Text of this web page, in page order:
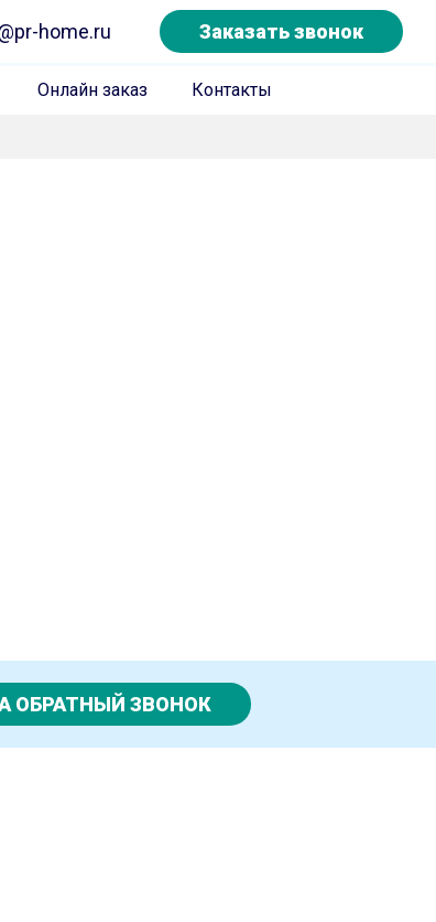
home.ru Заказать звонок
Онлайн заказ Контакты
ОБРАТНЫЙ ЗВОНОК